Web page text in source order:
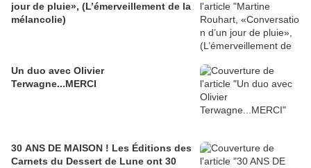
jour de pluie», (L’émerveillement de la
mélancolie)
Un duo avec Olivier
Terwagne...MERCI
30 ANS DE MAISON ! Les Éditions des
Carnets du Dessert de Lune ont 30